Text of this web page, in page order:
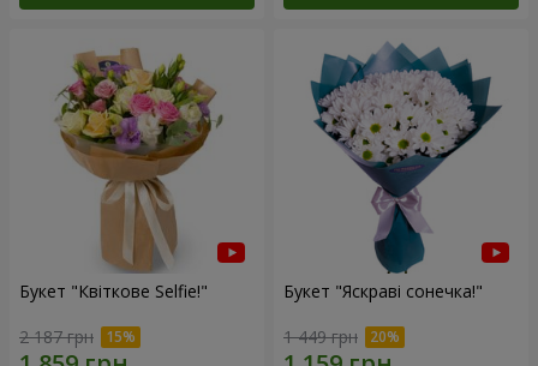
Букет "Квіткове Selfie!"
2 187 грн
Букет "Яскраві сонечка!"
1 449 грн